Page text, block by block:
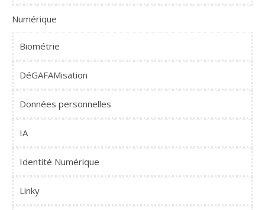
Numérique
Biométrie
DéGAFAMisation
Données personnelles
IA
Identité Numérique
Linky